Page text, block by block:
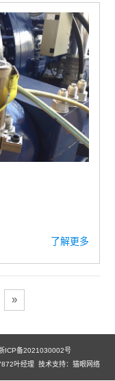
了解更多
»
ICP备2021030002号
叶经理 技术支持： 猫眼网络